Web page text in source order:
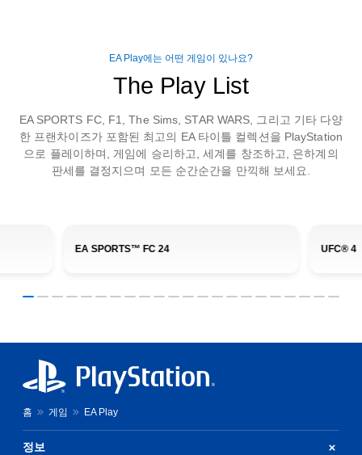
EA Play에는 어떤 게임이 있나요?
The Play List
EA SPORTS FC, F1, The Sims, STAR WARS, 그리고 기타 다양
한 프랜차이즈가 포함된 최고의 EA 타이틀 컬렉션을 PlayStation
으로 플레이하며, 게임에 승리하고, 세계를 창조하고, 은하계의
판세를 결정지으며 모든 순간순간을 만끽해 보세요.
EA SPORTS™ FC 24 UFC® 4
홈 게임 EA Play
정보